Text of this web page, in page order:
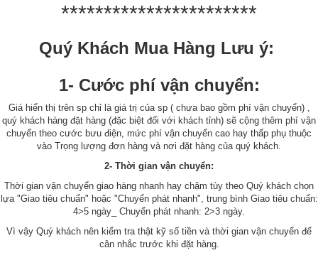
***********************
Quý Khách Mua Hàng Lưu ý:
1- Cước phí vận chuyển:
Giá hiển thị trên sp chỉ là giá trị của sp ( chưa bao gồm phí vận chuyển) ,
quý khách hàng đặt hàng (đặc biệt đối với khách tỉnh) sẽ cộng thêm phí vận
chuyển theo cước bưu điện, mức phí vận chuyển cao hay thấp phụ thuộc
vào Trọng lượng đơn hàng và nơi đặt hàng của quý khách.
2- Thời gian vận chuyển:
Thời gian vận chuyển giao hàng nhanh hay chậm tùy theo Quý khách chọn
lựa "Giao tiêu chuẩn" hoặc "Chuyển phát nhanh", trung bình Giao tiêu chuẩn:
4>5 ngày_ Chuyển phát nhanh: 2>3 ngày.
Vì vậy Quý khách nên kiểm tra thật kỹ số tiền và thời gian vận chuyển để
cân nhắc trước khi đặt hàng.